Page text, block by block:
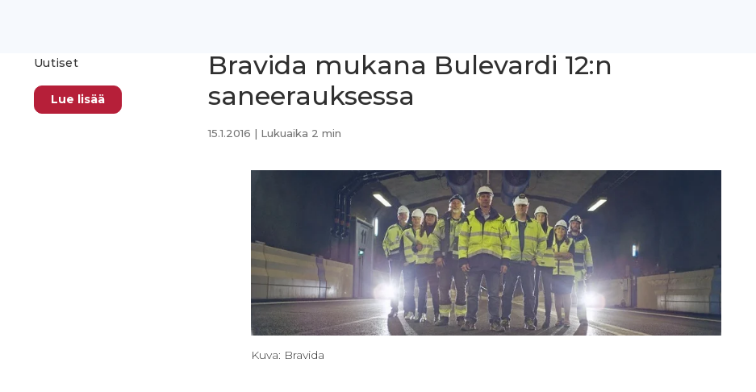
Uutiset
Lue lisää
Bravida mukana Bulevardi 12:n
saneerauksessa
15.1.2016 | Lukuaika 2 min
Kuva: Bravida